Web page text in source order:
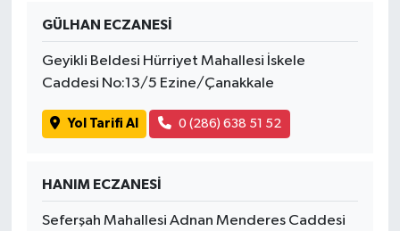
GÜLHAN ECZANESİ
Geyikli Beldesi Hürriyet Mahallesi İskele
Caddesi No:13/5 Ezine/Çanakkale
Yol Tarifi Al 0 (286) 638 51 52
HANIM ECZANESİ
Seferşah Mahallesi Adnan Menderes Caddesi